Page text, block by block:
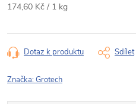
Měrná
174,60 Kč / 1 kg
Dotaz k produktu Sdílet
Značka:Grotech